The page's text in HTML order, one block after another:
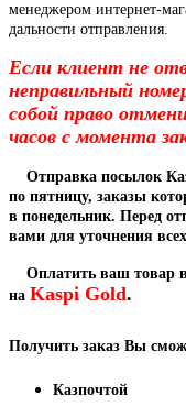
менеджером интернет-
дальности отправления.
Если клиент не
неправильный
собой право
часов с момента
Отправка посылок
по пятницу, заказы
в понедельник. Перед
вами для уточнения
Оплатить ваш товар
на Kaspi Gold.
Получить заказ Вы
Казпочтой